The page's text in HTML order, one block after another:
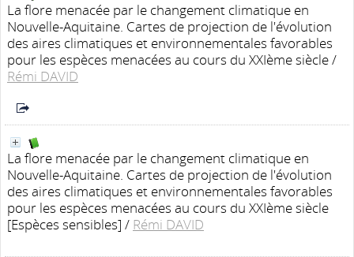
La flore menacée par le changement climatique en
Nouvelle-Aquitaine. Cartes de projection de l'évolution
des aires climatiques et environnementales favorables
pour les espèces menacées au cours du XXIème siècle/
Rémi DAVID
La flore menacée par le changement climatique en
Nouvelle-Aquitaine. Cartes de projection de l'évolution
des aires climatiques et environnementales favorables
pour les espèces menacées au cours du XXIème siècle
[Espèces sensibles] / Rémi DAVID